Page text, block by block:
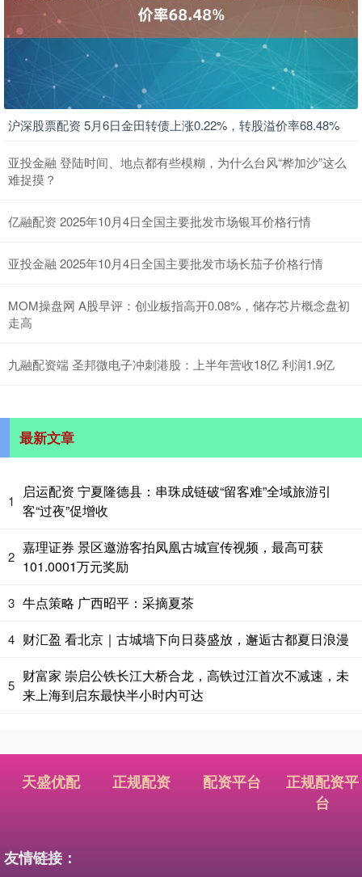
沪深股票配资 5月6日金田转债上涨0.22%，转股溢价率68.48%
亚投金融 登陆时间、地点都有些模糊，为什么台风“桦加沙”这么
难捉摸？
亿融配资 2025年10月4日全国主要批发市场银耳价格行情
亚投金融 2025年10月4日全国主要批发市场长茄子价格行情
MOM操盘网 A股早评：创业板指高开0.08%，储存芯片概念盘初
走高
九融配资端 圣邦微电子冲刺港股：上半年营收18亿 利润1.9亿
最新文章
1
启运配资 宁夏隆德县：串珠成链破“留客难”全域旅游引
客“过夜”促增收
2
嘉理证券 景区邀游客拍凤凰古城宣传视频，最高可获
101.0001万元奖励
3 牛点策略 广西昭平：采摘夏茶
4 财汇盈 看北京｜古城墙下向日葵盛放，邂逅古都夏日浪漫
5
财富家 崇启公铁长江大桥合龙，高铁过江首次不减速，未
来上海到启东最快半小时内可达
天盛优配 正规配资 配资平台
正规配资平
台
友情链接：